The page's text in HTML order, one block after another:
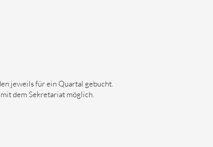
jeweils für ein Quartal gebucht.
dem Sekretariat möglich.